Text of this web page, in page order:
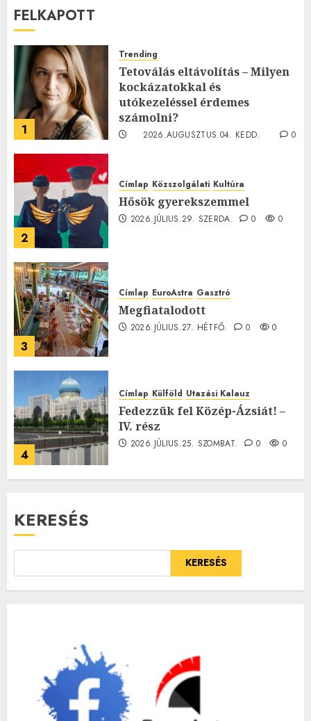
FELKAPOTT
1
Trending
Tetoválás eltávolítás – Milyen
kockázatokkal és
utókezeléssel érdemes
számolni?
2026.AUGUSZTUS.04. KEDD.
0
2
Címlap Közszolgálati Kultúra
Hősök gyerekszemmel
2026.JÚLIUS.29. SZERDA. 0 0
3
Címlap EuroAstra Gasztró
Megfiatalodott
2026.JÚLIUS.27. HÉTFŐ. 0 0
4
Címlap Külföld Utazási Kalauz
Fedezzük fel Közép-Ázsiát! –
IV. rész
2026.JÚLIUS.25. SZOMBAT. 0 0
KERESÉS
KERESÉS